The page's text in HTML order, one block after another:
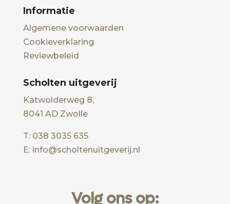
Informatie
Algemene voorwaarden
Cookieverklaring
Reviewbeleid
Scholten uitgeverij
Katwolderweg 8,
8041 AD Zwolle
T: 038 3035 635
E: info@scholtenuitgeverij.nl
Volg ons op: